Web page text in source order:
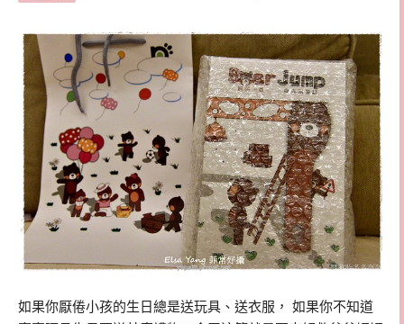
如果你厭倦小孩的生日總是送玩具、送衣服， 如果你不知道